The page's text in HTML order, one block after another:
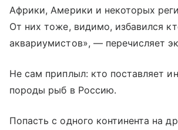
Африки, Америки и некоторых
От них тоже, видимо, избавился
аквариумистов», — перечисляет
Не сам приплыл: кто поставляет
породы рыб в Россию.
Попасть с одного континента на